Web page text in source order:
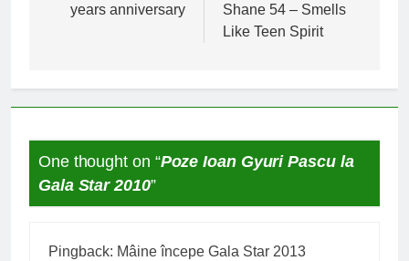
articole
years anniversary
Shane 54 – Smells
Like Teen Spirit
One thought on “Poze Ioan Gyuri Pascu la
Gala Star 2010”
Pingback: Mâine începe Gala Star 2013